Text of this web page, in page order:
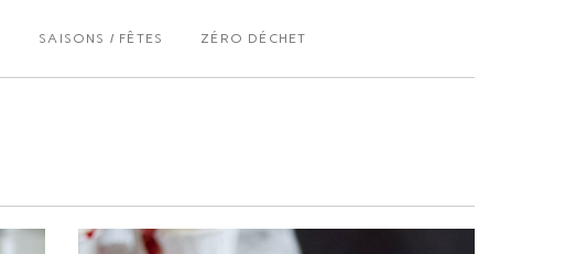
SAISONS / FÊTES ZÉRO DÉCHET